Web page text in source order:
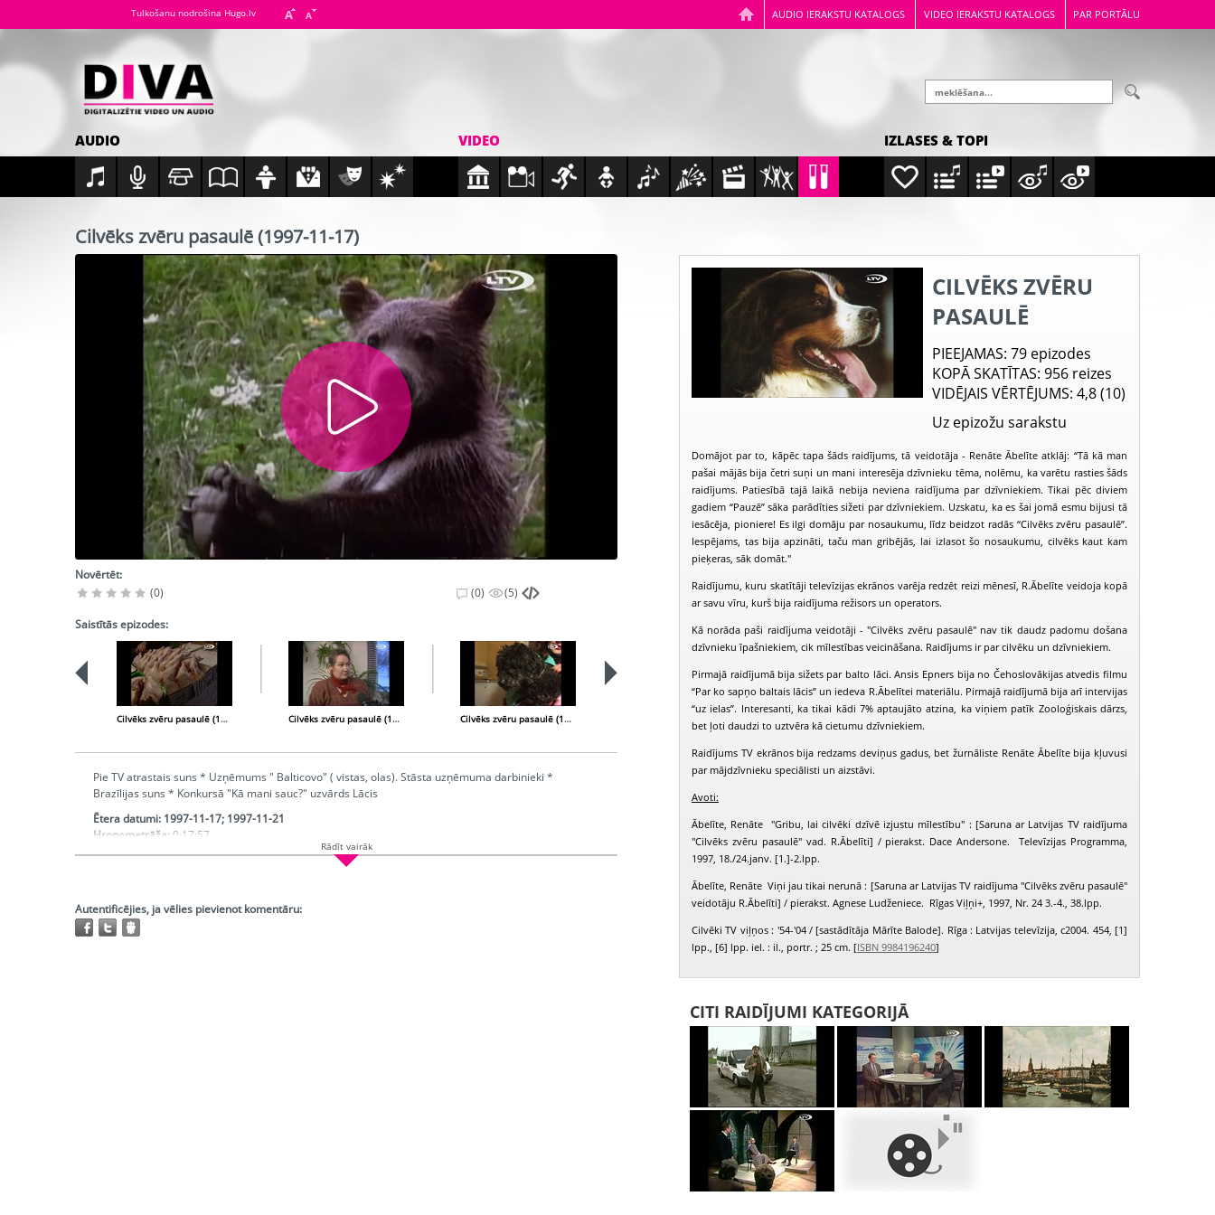
AUDIO IERAKSTU KATALOGS VIDEO IERAKSTU KATALOGS PAR PORTĀLU
Tulkošanu nodrošina Hugo.lv
AUDIO VIDEO IZLASES & TOPI
Cilvēks zvēru pasaulē (1997-11-17)
Novērtēt:
(0)
(0) (5)
Saistītās epizodes:
Cilvēks zvēru pasaulē (1997-11-01) Cilvēks zvēru pasaulē (1997-12-13) Cilvēks zvēru pasaulē (1997-12-27)
PUBLISKAJĀS
BIBLIOTĒKĀS
Pie TV atrastais suns * Uzņēmums " Balticovo" ( vistas, olas). Stāsta uzņēmuma darbinieki *
Brazīlijas suns * Konkursā "Kā mani sauc?" uzvārds Lācis
Ētera datumi: 1997-11-17; 1997-11-21
Hronometrāža: 0:17:57
Piedalās:Lācis Jānis, Ābelīte Renāte, Snapenieks Elmārs, Kalviņa Elga
Trešo pušu autortiesības:Nav
Rādīt vairāk
Autentificējies, ja vēlies pievienot komentāru:
CILVĒKS ZVĒRU
PASAULĒ
PIEEJAMAS: 79 epizodes
KOPĀ SKATĪTAS: 956 reizes
VIDĒJAIS VĒRTĒJUMS: 4,8 (10)
Uz epizožu sarakstu
Domājot par to, kāpēc tapa šāds raidījums, tā veidotāja - Renāte Ābelīte atklāj: “Tā kā man
pašai mājās bija četri suņi un mani interesēja dzīvnieku tēma, nolēmu, ka varētu rasties šāds
raidījums. Patiesībā tajā laikā nebija neviena raidījuma par dzīvniekiem. Tikai pēc diviem
gadiem “Pauzē” sāka parādīties sižeti par dzīvniekiem. Uzskatu, ka es šai jomā esmu bijusi tā
iesācēja, pioniere! Es ilgi domāju par nosaukumu, līdz beidzot radās “Cilvēks zvēru pasaulē”.
Iespējams, tas bija apzināti, taču man gribējās, lai izlasot šo nosaukumu, cilvēks kaut kam
pieķeras, sāk domāt."
Raidījumu, kuru skatītāji televīzijas ekrānos varēja redzēt reizi mēnesī, R.Ābelīte veidoja kopā
ar savu vīru, kurš bija raidījuma režisors un operators.
Kā norāda paši raidījuma veidotāji - "Cilvēks zvēru pasaulē" nav tik daudz padomu došana
dzīvnieku īpašniekiem, cik mīlestības veicināšana. Raidījums ir par cilvēku un dzīvniekiem.
Pirmajā raidījumā bija sižets par balto lāci. Ansis Epners bija no Čehoslovākijas atvedis filmu
“Par ko sapņo baltais lācis” un iedeva R.Ābelītei materiālu. Pirmajā raidījumā bija arī intervijas
“uz ielas”. Interesanti, ka tikai kādi 7% aptaujāto atzina, ka viņiem patīk Zooloģiskais dārzs,
bet ļoti daudzi to uztvēra kā cietumu dzīvniekiem.
Raidījums TV ekrānos bija redzams deviņus gadus, bet žurnāliste Renāte Ābelīte bija kļuvusi
par mājdzīvnieku speciālisti un aizstāvi.
Avoti:
Ābelīte, Renāte "Gribu, lai cilvēki dzīvē izjustu mīlestību" : [Saruna ar Latvijas TV raidījuma
"Cilvēks zvēru pasaulē" vad. R.Ābelīti] / pierakst. Dace Andersone. Televīzijas Programma,
1997, 18./24.janv. [1.]-2.lpp.
Ābelīte, Renāte Viņi jau tikai nerunā : [Saruna ar Latvijas TV raidījuma "Cilvēks zvēru pasaulē"
veidotāju R.Ābelīti] / pierakst. Agnese Ludženiece. Rīgas Viļņi+, 1997, Nr. 24 3.-4., 38.lpp.
Cilvēki TV viļņos : '54-'04 / [sastādītāja Mārīte Balode]. Rīga : Latvijas televīzija, c2004. 454, [1]
lpp., [6] lpp. iel. : il., portr. ; 25 cm. [ISBN 9984196240]
CITI RAIDĪJUMI KATEGORIJĀ